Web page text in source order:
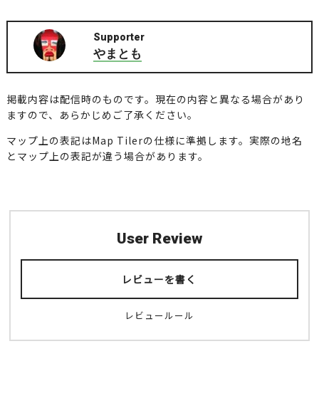
Supporter
やまとも
掲載内容は配信時のものです。現在の内容と異なる場合があり
ますので、あらかじめご了承ください。
マップ上の表記はMap Tilerの仕様に準拠します。実際の地名
とマップ上の表記が違う場合があります。
User Review
レビューを書く
レビュールール